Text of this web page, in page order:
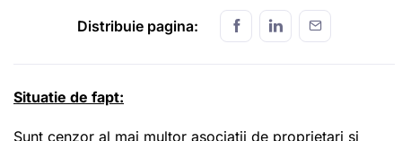
Distribuie pagina:
Situatie de fapt:
Sunt cenzor al mai multor asociatii de proprietari si